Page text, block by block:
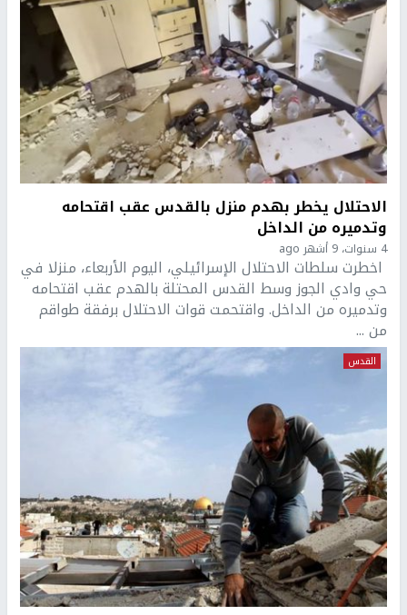
الاحتلال يخطر بهدم منزل بالقدس عقب اقتحامه
وتدميره من الداخل
4 سنوات، 9 أشهر ago
اخطرت سلطات الاحتلال الإسرائيلي، اليوم الأربعاء، منزلا في
حي وادي الجوز وسط القدس المحتلة بالهدم عقب اقتحامه
وتدميره من الداخل. واقتحمت قوات الاحتلال برفقة طواقم
من ...
القدس